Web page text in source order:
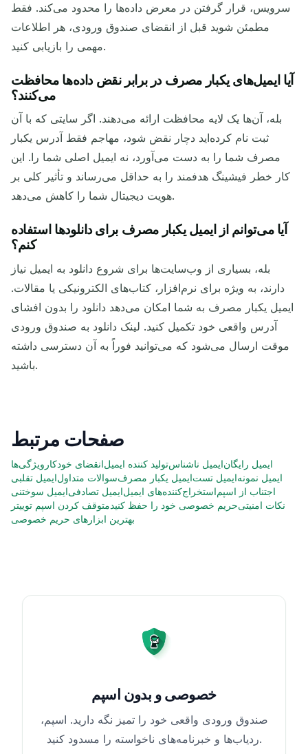
سرویس، قرار گرفتن در معرض داده‌ها را محدود می‌کند. فقط
مطمئن شوید قبل از انقضای صندوق ورودی، هر اطلاعات
مهمی را بازیابی کنید.
آیا ایمیل‌های یکبار مصرف در برابر نقض داده‌ها محافظت
می‌کنند؟
بله، آن‌ها یک لایه محافظت ارائه می‌دهند. اگر سایتی که با آن
ثبت نام کرده‌اید دچار نقض شود، مهاجم فقط آدرس یکبار
مصرف شما را به دست می‌آورد، نه ایمیل اصلی شما را. این
کار خطر فیشینگ هدفمند را به حداقل می‌رساند و تأثیر کلی بر
هویت دیجیتال شما را کاهش می‌دهد.
آیا می‌توانم از ایمیل یکبار مصرف برای دانلودها استفاده
کنم؟
بله، بسیاری از وب‌سایت‌ها برای شروع دانلود به ایمیل نیاز
دارند، به ویژه برای نرم‌افزار، کتاب‌های الکترونیکی یا مقالات.
ایمیل یکبار مصرف به شما امکان می‌دهد دانلود را بدون افشای
آدرس واقعی خود تکمیل کنید. لینک دانلود به صندوق ورودی
موقت ارسال می‌شود که می‌توانید فوراً به آن دسترسی داشته
باشید.
صفحات مرتبط
ویژگی‌ها انقضای خودکارتولید کننده ایمیلایمیل ناشناسایمیل رایگان
ایمیل تقلبیسوالات متداولایمیل یکبار مصرفایمیل تستایمیل نمونه
ایمیل سوختنیایمیل تصادفیاستخراج‌کننده‌های ایمیلاجتناب از اسپم
متوقف کردن اسپم توییترحریم خصوصی خود را حفظ کنیدنکات امنیتی
بهترین ابزارهای حریم خصوصی
خصوصی و بدون اسپم
صندوق ورودی واقعی خود را تمیز نگه دارید. اسپم،
ردیاب‌ها و خبرنامه‌های ناخواسته را مسدود کنید.